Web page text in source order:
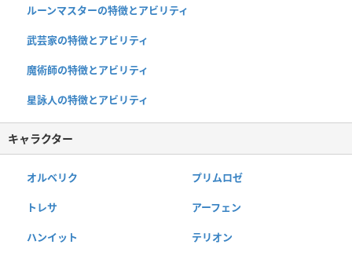
ルーンマスターの特徴とアビリティ
武芸家の特徴とアビリティ
魔術師の特徴とアビリティ
星詠人の特徴とアビリティ
キャラクター
オルベリク プリムロゼ
トレサ アーフェン
ハンイット テリオン